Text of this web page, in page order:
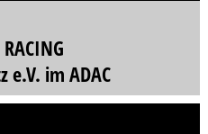
e.V. im ADAC